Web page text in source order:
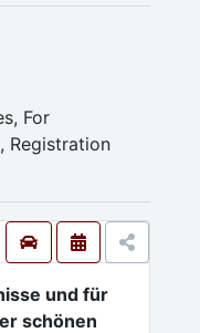
For
Registration
und für
schönen